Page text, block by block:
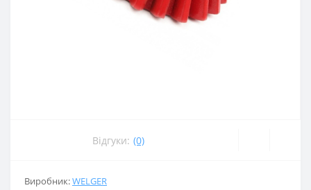
Відгуки: (0)
Виробник:WELGER